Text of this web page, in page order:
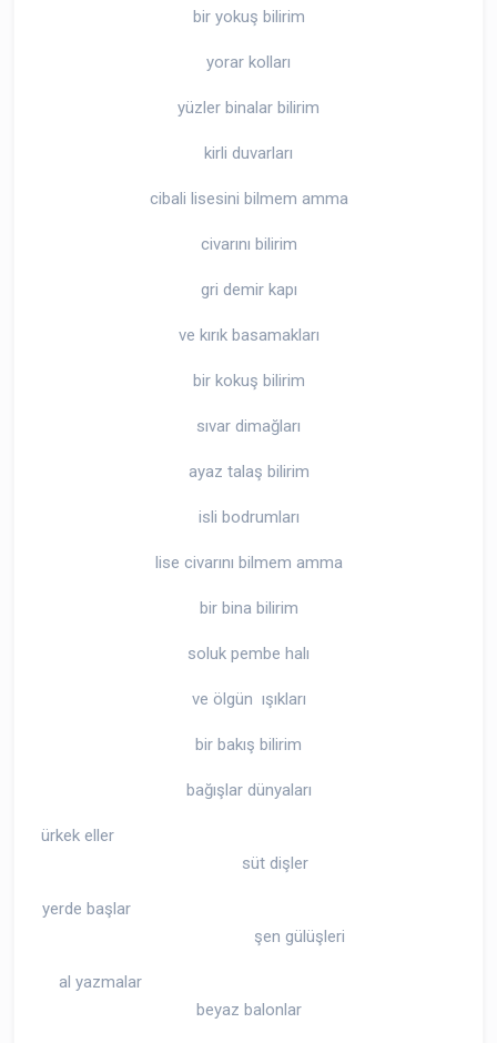
bir yokuş bilirim
yorar kolları
yüzler binalar bilirim
kirli duvarları
cibali lisesini bilmem amma
civarını bilirim
gri demir kapı
ve kırık basamakları
bir kokuş bilirim
sıvar dimağları
ayaz talaş bilirim
isli bodrumları
lise civarını bilmem amma
bir bina bilirim
soluk pembe halı
ve ölgün ışıkları
bir bakış bilirim
bağışlar dünyaları
ürkek eller
süt dişler
yerde başlar
şen gülüşleri
al yazmalar
beyaz balonlar